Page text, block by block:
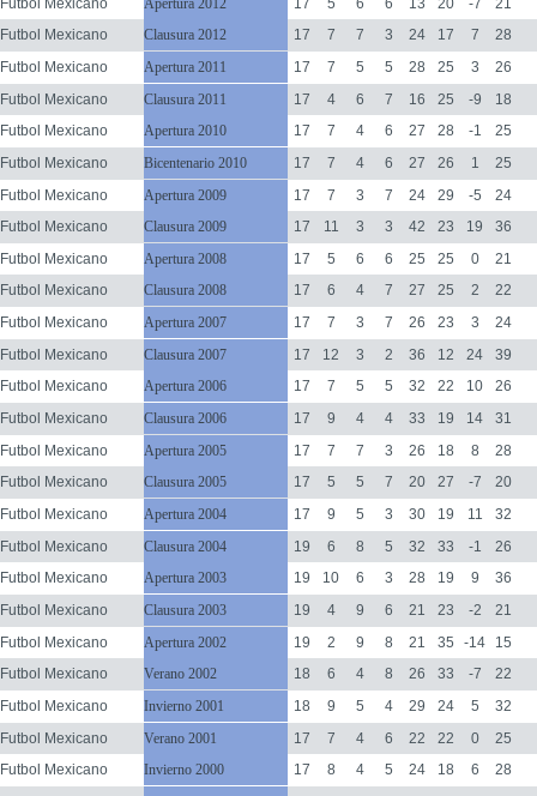
Futbol Mexicano
Clausura 2012 17 7 7 3 24 17 7
28
Futbol Mexicano
Apertura 2011 17 7 5 5 28 25 3
26
Futbol Mexicano
Clausura 2011 17 4 6 7 16 25 -9
18
Futbol Mexicano
Apertura 2010 17 7 4 6 27 28 -1
25
Futbol Mexicano
Bicentenario 2010 17 7 4 6 27 26 1
25
Futbol Mexicano
Apertura 2009 17 7 3 7 24 29 -5
24
Futbol Mexicano
Clausura 2009 17 11 3 3 42 23 19
36
Futbol Mexicano
Apertura 2008 17 5 6 6 25 25 0
21
Futbol Mexicano
Clausura 2008 17 6 4 7 27 25 2
22
Futbol Mexicano
Apertura 2007 17 7 3 7 26 23 3
24
Futbol Mexicano
Clausura 2007 17 12 3 2 36 12 24
39
Futbol Mexicano
Apertura 2006 17 7 5 5 32 22 10
26
Futbol Mexicano
Clausura 2006 17 9 4 4 33 19 14
31
Futbol Mexicano
Apertura 2005 17 7 7 3 26 18 8
28
Futbol Mexicano
Clausura 2005 17 5 5 7 20 27 -7
20
Futbol Mexicano
Apertura 2004 17 9 5 3 30 19 11
32
Futbol Mexicano
Clausura 2004 19 6 8 5 32 33 -1
26
Futbol Mexicano
Apertura 2003 19 10 6 3 28 19 9
36
Futbol Mexicano
Clausura 2003 19 4 9 6 21 23 -2
21
Futbol Mexicano
Apertura 2002 19 2 9 8 21 35 -14
15
Futbol Mexicano
Verano 2002 18 6 4 8 26 33 -7
22
Futbol Mexicano
Invierno 2001 18 9 5 4 29 24 5
32
Futbol Mexicano
Verano 2001 17 7 4 6 22 22 0
25
Futbol Mexicano
Invierno 2000 17 8 4 5 24 18 6
28